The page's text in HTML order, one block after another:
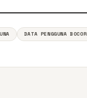
DATA PENGGUNA BOCOR